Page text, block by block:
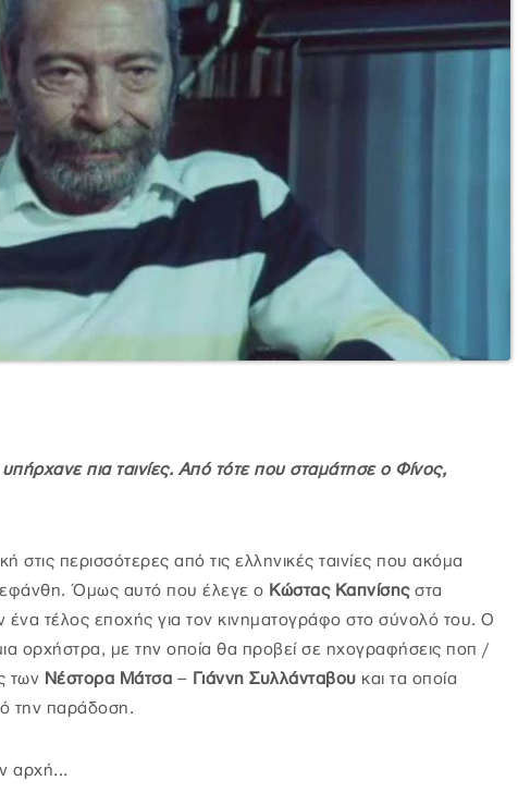
πια ταινίες. Από τότε που σταμάτησε ο Φίνος,
περισσότερες από τις ελληνικές ταινίες που ακόμα
Όμως αυτό που έλεγε ο Κώστας Καπνίσης στα
τέλος εποχής για τον κινηματογράφο στο σύνολό του. Ο
ορχήστρα, με την οποία θα προβεί σε ηχογραφήσεις ποπ /
των Νέστορα Μάτσα – Γιάννη Συλλάνταβου και τα οποία
την παράδοση.
αρχή...